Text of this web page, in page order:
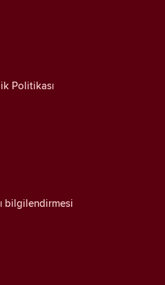
Politikası
bilgilendirmesi